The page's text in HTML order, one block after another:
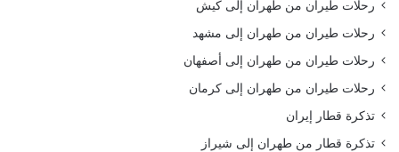
رحلات طيران من طهران إلى كيش
رحلات طيران من طهران إلى مشهد
رحلات طيران من طهران إلى أصفهان
رحلات طيران من طهران إلى كرمان
تذكرة قطار إيران
تذكرة قطار من طهران إلى شيراز